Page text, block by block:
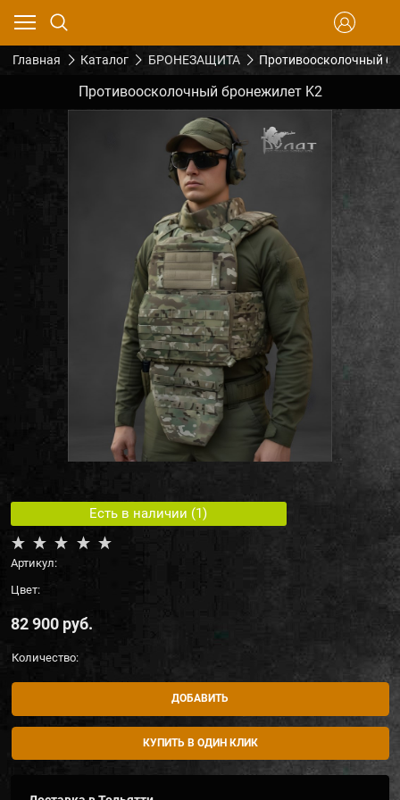
Главная Каталог БРОНЕЗАЩИТА Противоосколочный
Противоосколочный бронежилет K2
Есть в наличии (1)
Артикул:
Цвет:
82 900 руб.
Количество:
ДОБАВИТЬ
КУПИТЬ В ОДИН КЛИК